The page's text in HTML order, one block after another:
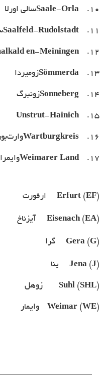
10.
Saale-Orlaسالی اورلا
11.
Saalfeld-Rudolstadt
12.
en-Meiningen
13.
Sömmerdaزومیردا
14.
Sonnebergزونبرگ
15.
Unstrut-Hainich
16.
Wartburgkreis
17.
Weimarer Land
Erfurt (EF) ارفورت
Eisenach (EA) آیزناخ
Gera (G) گرا
Jena (J) ینا
Suhl (SHL) زوهل
Weimar (WE) وایمار